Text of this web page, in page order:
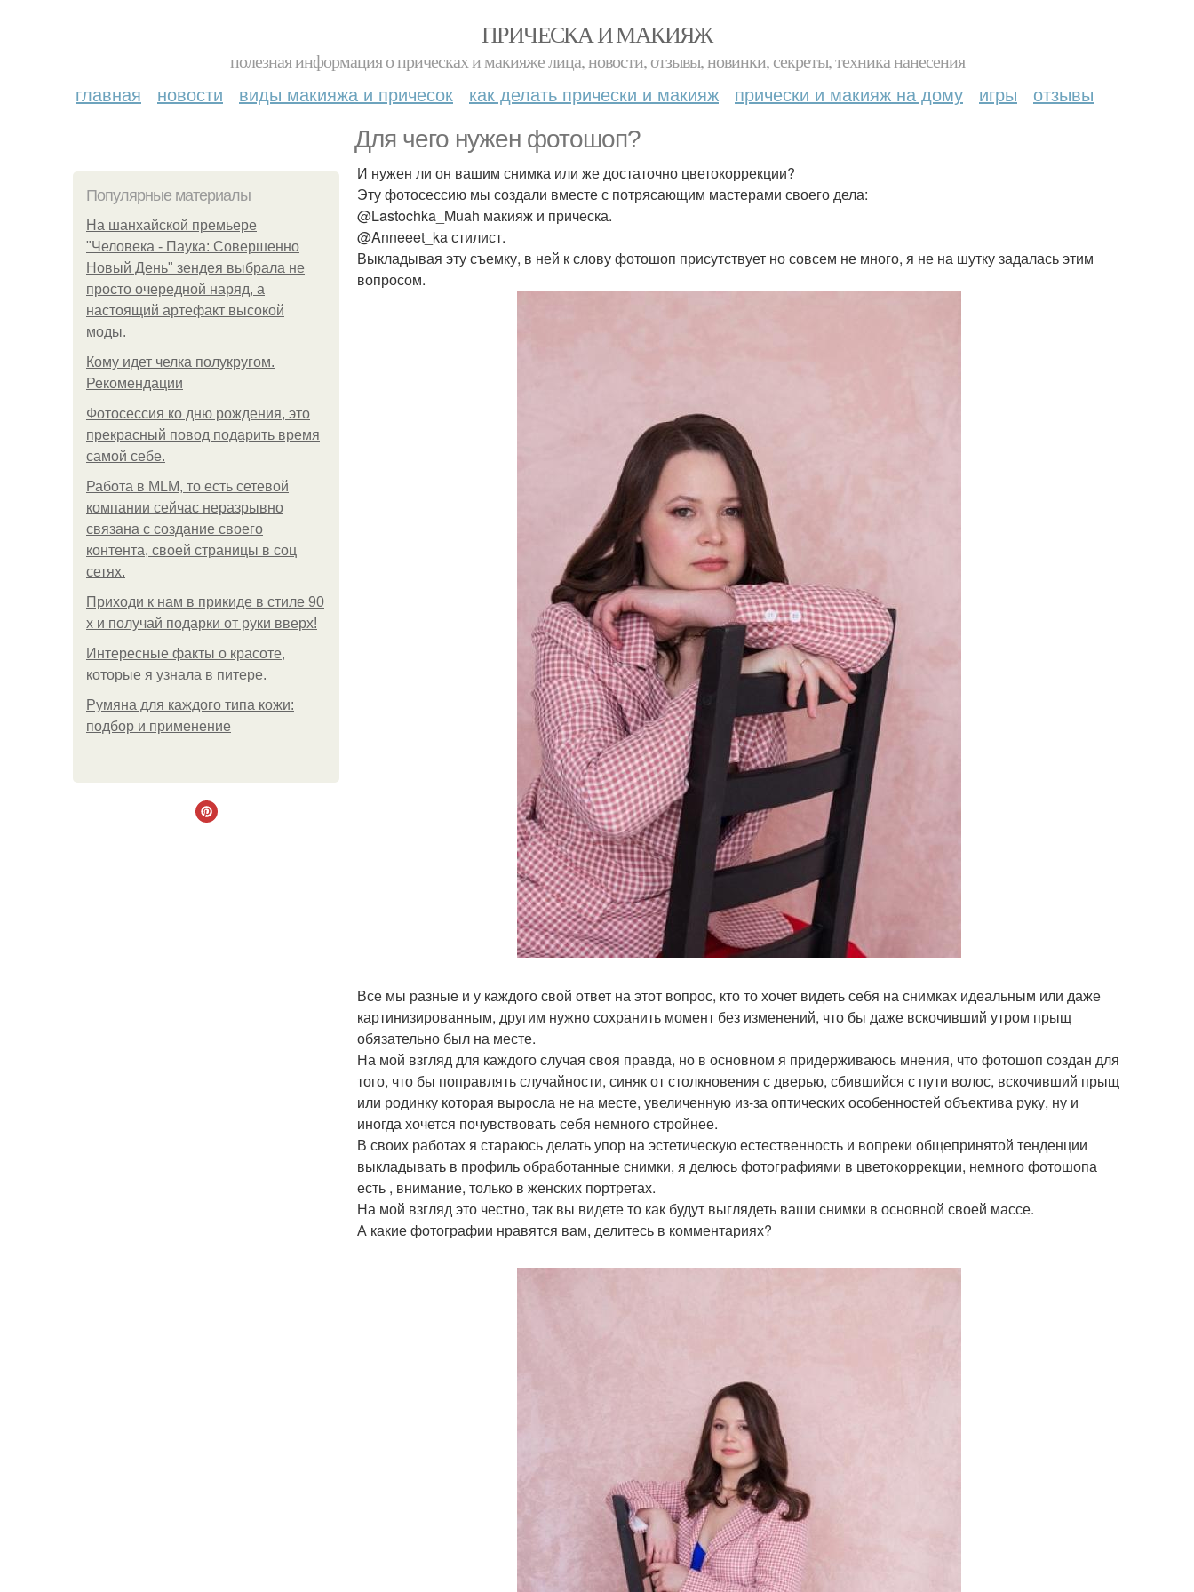
ПРИЧЕСКА И МАКИЯЖ
полезная информация о прическах и макияже лица, новости, отзывы, новинки, секреты, техника нанесения
главная новости виды макияжа и причесок как делать прически и макияж прически и макияж на дому игры отзывы
Для чего нужен фотошоп?
Популярные материалы
На шанхайской премьере
"Человека - Паука: Совершенно
Новый День" зендея выбрала не
просто очередной наряд, а
настоящий артефакт высокой
моды.
Кому идет челка полукругом.
Рекомендации
Фотосессия ко дню рождения, это
прекрасный повод подарить время
самой себе.
Работа в MLM, то есть сетевой
компании сейчас неразрывно
связана с создание своего
контента, своей страницы в соц
сетях.
Приходи к нам в прикиде в стиле 90
х и получай подарки от руки вверх!
Интересные факты о красоте,
которые я узнала в питере.
Румяна для каждого типа кожи:
подбор и применение
И нужен ли он вашим снимка или же достаточно цветокоррекции?
Эту фотосессию мы создали вместе с потрясающим мастерами своего дела:
@Lastochka_Muah макияж и прическа.
@Anneeet_ka стилист.
Выкладывая эту съемку, в ней к слову фотошоп присутствует но совсем не много, я не на шутку задалась этим
вопросом.
Все мы разные и у каждого свой ответ на этот вопрос, кто то хочет видеть себя на снимках идеальным или даже
картинизированным, другим нужно сохранить момент без изменений, что бы даже вскочивший утром прыщ
обязательно был на месте.
На мой взгляд для каждого случая своя правда, но в основном я придерживаюсь мнения, что фотошоп создан для
того, что бы поправлять случайности, синяк от столкновения с дверью, сбившийся с пути волос, вскочивший прыщ
или родинку которая выросла не на месте, увеличенную из-за оптических особенностей объектива руку, ну и
иногда хочется почувствовать себя немного стройнее.
В своих работах я стараюсь делать упор на эстетическую естественность и вопреки общепринятой тенденции
выкладывать в профиль обработанные снимки, я делюсь фотографиями в цветокоррекции, немного фотошопа
есть , внимание, только в женских портретах.
На мой взгляд это честно, так вы видете то как будут выглядеть ваши снимки в основной своей массе.
А какие фотографии нравятся вам, делитесь в комментариях?